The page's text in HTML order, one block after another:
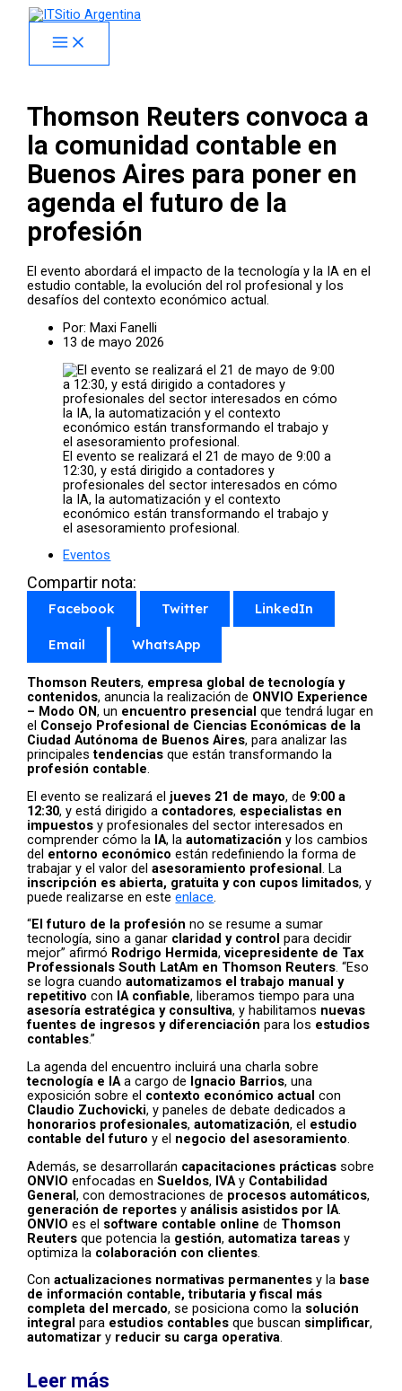
Skip
Thomson Reuters convoca a
la comunidad contable en
Buenos Aires para poner en
agenda el futuro de la
profesión
El evento abordará el impacto de la tecnología y la IA en el
estudio contable, la evolución del rol profesional y los
desafíos del contexto económico actual.
Por: Maxi Fanelli
13 de mayo 2026
El evento se realizará el 21 de mayo de 9:00 a
12:30, y está dirigido a contadores y
profesionales del sector interesados en cómo
la IA, la automatización y el contexto
económico están transformando el trabajo y
el asesoramiento profesional.
Eventos
Compartir nota:
Facebook Twitter LinkedIn
Email WhatsApp
Thomson Reuters, empresa global de tecnología y
contenidos, anuncia la realización de ONVIO Experience
– Modo ON, un encuentro presencial que tendrá lugar en
el Consejo Profesional de Ciencias Económicas de la
Ciudad Autónoma de Buenos Aires, para analizar las
principalestendencias que están transformando la
profesión contable.
El evento se realizará el jueves 21 de mayo, de 9:00 a
12:30, y está dirigido a contadores, especialistas en
impuestos y profesionales del sector interesados en
comprender cómo la IA, laautomatización y los cambios
del entorno económico están redefiniendo la forma de
trabajar y el valor delasesoramiento profesional. La
inscripción es abierta, gratuita y con cupos limitados, y
puede realizarse en esteenlace.
“El futuro de la profesión no se resume a sumar
tecnología, sino a ganar claridad y control para decidir
mejor” afirmó Rodrigo Hermida,vicepresidente de Tax
Professionals South LatAm en Thomson Reuters. “Eso
se logra cuandoautomatizamos el trabajo manual y
repetitivo con IA confiable, liberamos tiempo para una
asesoría estratégica y consultiva, y habilitamos nuevas
fuentes de ingresos y diferenciación para los estudios
contables.”
La agenda del encuentro incluirá una charla sobre
tecnología e IAa cargo de Ignacio Barrios, una
exposición sobre el contexto económico actual con
Claudio Zuchovicki, y paneles de debate dedicados a
honorarios profesionales,automatización, el estudio
contable del futuro y el negocio del asesoramiento.
Además, se desarrollarán capacitaciones prácticas sobre
ONVIO enfocadas enSueldos, IVAy Contabilidad
General, con demostraciones de procesos automáticos,
generación de reportes yanálisis asistidos por IA.
ONVIO es el software contable online de Thomson
Reuters que potencia la gestión,automatiza tareas y
optimiza la colaboración con clientes.
Conactualizaciones normativas permanentes y la base
de información contable, tributaria y fiscal más
completa del mercado, se posiciona como la solución
integral para estudios contables que buscan simplificar,
automatizar y reducir su carga operativa.
Leer más